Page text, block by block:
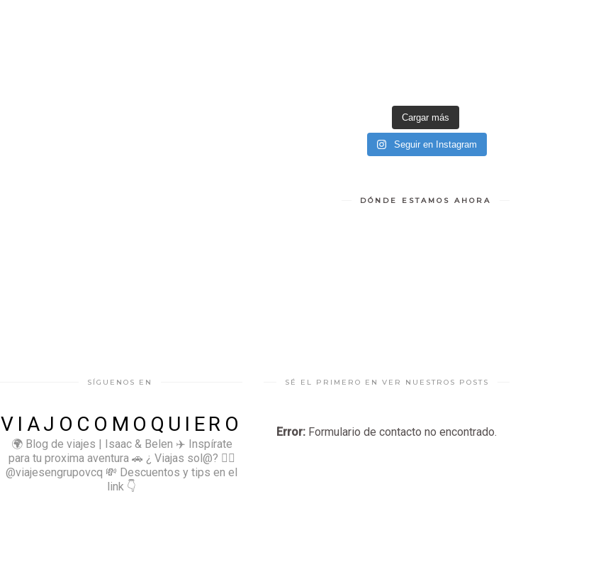
Cargar más
Seguir en Instagram
DÓNDE ESTAMOS AHORA
SÍGUENOS EN
VIAJOCOMOQUIERO
🌍 Blog de viajes | Isaac & Belen ✈️ Inspírate
para tu proxima aventura 🚗 ¿ Viajas sol@? 👉🏻
@viajesengrupovcq 💸 Descuentos y tips en el
link 👇
SÉ EL PRIMERO EN VER NUESTROS POSTS
Error: Formulario de contacto no encontrado.